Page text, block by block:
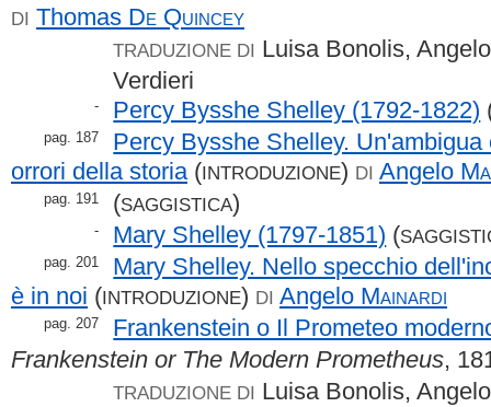
DI Thomas De Quincey
TRADUZIONE DI Luisa Bonolis,
Verdieri
- Percy Bysshe Shelley (1792-1822)
pag. 187
Percy Bysshe Shelley.
orrori della storia (INTRODUZIONE) DI Angelo
pag. 191 (SAGGISTICA)
- Mary Shelley (1797-1851) (
pag. 201
Mary Shelley. Nello specchio
è in noi (INTRODUZIONE) DI Angelo Mainardi
pag. 207
Frankenstein o Il Prometeo
Frankenstein or The Modern Prometheus,
TRADUZIONE DI Luisa Bonolis,